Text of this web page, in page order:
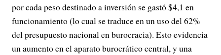
por cada peso destinado a inversión se gastó $4,1 en
funcionamiento (lo cual se traduce en un uso del 62%
del presupuesto nacional en burocracia). Esto evidencia
un aumento en el aparato burocrático central, y una